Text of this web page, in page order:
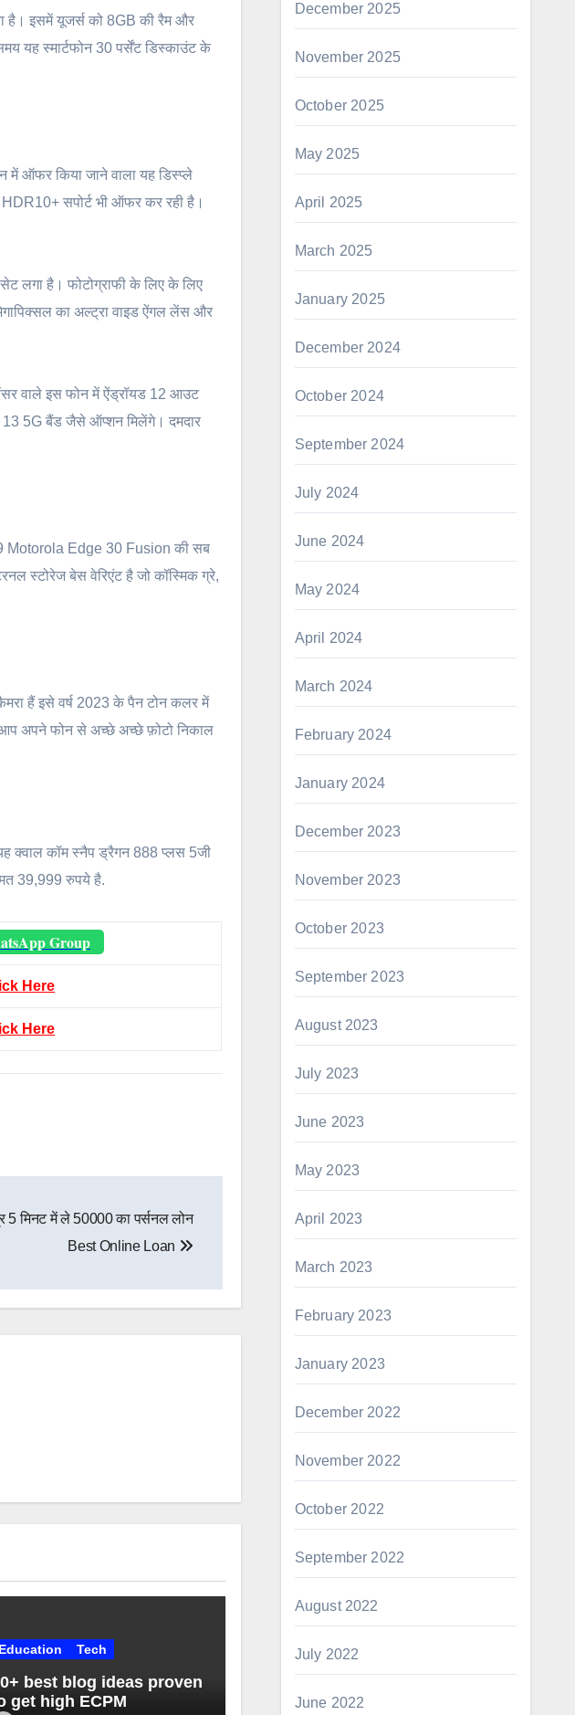
है। इसमें यूजर्स को 8GB की रैम और
यह स्मार्टफोन 30 पर्सेंट डिस्काउंट के
ऑफर किया जाने वाला यह डिस्प्ले
सपोर्ट भी ऑफर कर रही है।
लगा है। फोटोग्राफी के लिए के लिए
का अल्ट्रा वाइड ऐंगल लेंस और
वाले इस फोन में ऐंड्रॉयड 12 आउट
13 5G बैंड जैसे ऑप्शन मिलेंगे। दमदार
Motorola Edge 30 Fusion की सब
स्टोरेज बेस वेरिएंट है जो कॉस्मिक ग्रे,
हैं इसे वर्ष 2023 के पैन टोन कलर में
आप अपने फोन से अच्छे अच्छे फ़ोटो निकाल
क्वाल कॉम स्नैप ड्रैगन 888 प्लस 5जी
39,999 रुपये है.
Group
Here
Here
मिनट में ले 50000 का पर्सनल लोन
Best Online Loan
Education Tech
best blog ideas proven
get high ECPM
December 2025
November 2025
October 2025
May 2025
April 2025
March 2025
January 2025
December 2024
October 2024
September 2024
July 2024
June 2024
May 2024
April 2024
March 2024
February 2024
January 2024
December 2023
November 2023
October 2023
September 2023
August 2023
July 2023
June 2023
May 2023
April 2023
March 2023
February 2023
January 2023
December 2022
November 2022
October 2022
September 2022
August 2022
July 2022
June 2022